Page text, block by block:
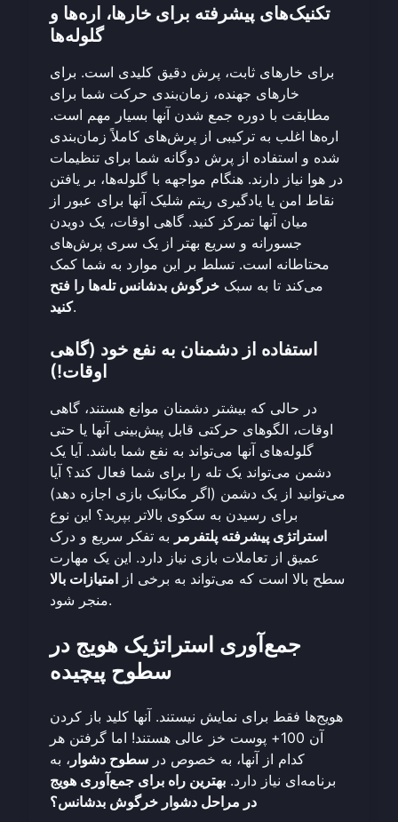
تکنیک‌های پیشرفته برای خارها، اره‌ها و
گلوله‌ها
برای خارهای ثابت، پرش دقیق کلیدی است. برای
خارهای جهنده، زمان‌بندی حرکت شما برای
مطابقت با دوره جمع شدن آنها بسیار مهم است.
اره‌ها اغلب به ترکیبی از پرش‌های کاملاً زمان‌بندی
شده و استفاده از پرش دوگانه شما برای تنظیمات
در هوا نیاز دارند. هنگام مواجهه با گلوله‌ها، بر یافتن
نقاط امن یا یادگیری ریتم شلیک آنها برای عبور از
میان آنها تمرکز کنید. گاهی اوقات، یک دویدن
جسورانه و سریع بهتر از یک سری پرش‌های
محتاطانه است. تسلط بر این موارد به شما کمک
می‌کند تا به سبک خرگوش بدشانس تله‌ها را فتح
کنید.
استفاده از دشمنان به نفع خود (گاهی
اوقات!)
در حالی که بیشتر دشمنان موانع هستند، گاهی
اوقات، الگوهای حرکتی قابل پیش‌بینی آنها یا حتی
گلوله‌های آنها می‌تواند به نفع شما باشد. آیا یک
دشمن می‌تواند یک تله را برای شما فعال کند؟ آیا
می‌توانید از یک دشمن (اگر مکانیک بازی اجازه دهد)
برای رسیدن به سکوی بالاتر بپرید؟ این نوع
استراتژی پیشرفته پلتفرمر به تفکر سریع و درک
عمیق از تعاملات بازی نیاز دارد. این یک مهارت
سطح بالا است که می‌تواند به برخی از امتیازات بالا
منجر شود.
جمع‌آوری استراتژیک هویج در
سطوح پیچیده
هویج‌ها فقط برای نمایش نیستند. آنها کلید باز کردن
آن 100+ پوست خز عالی هستند! اما گرفتن هر
کدام از آنها، به خصوص در سطوح دشوار ، به
برنامه‌ای نیاز دارد. بهترین راه برای جمع‌آوری هویج
در مراحل دشوار خرگوش بدشانس؟